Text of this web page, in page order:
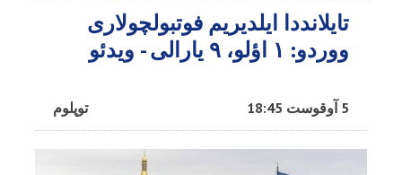
تایلانددا ایلدیریم فوتبولچولاری
ووردو: ۱ اؤلو، ۹ یارالی - ویدئو
توپلوم 5 آوقوست 18:45